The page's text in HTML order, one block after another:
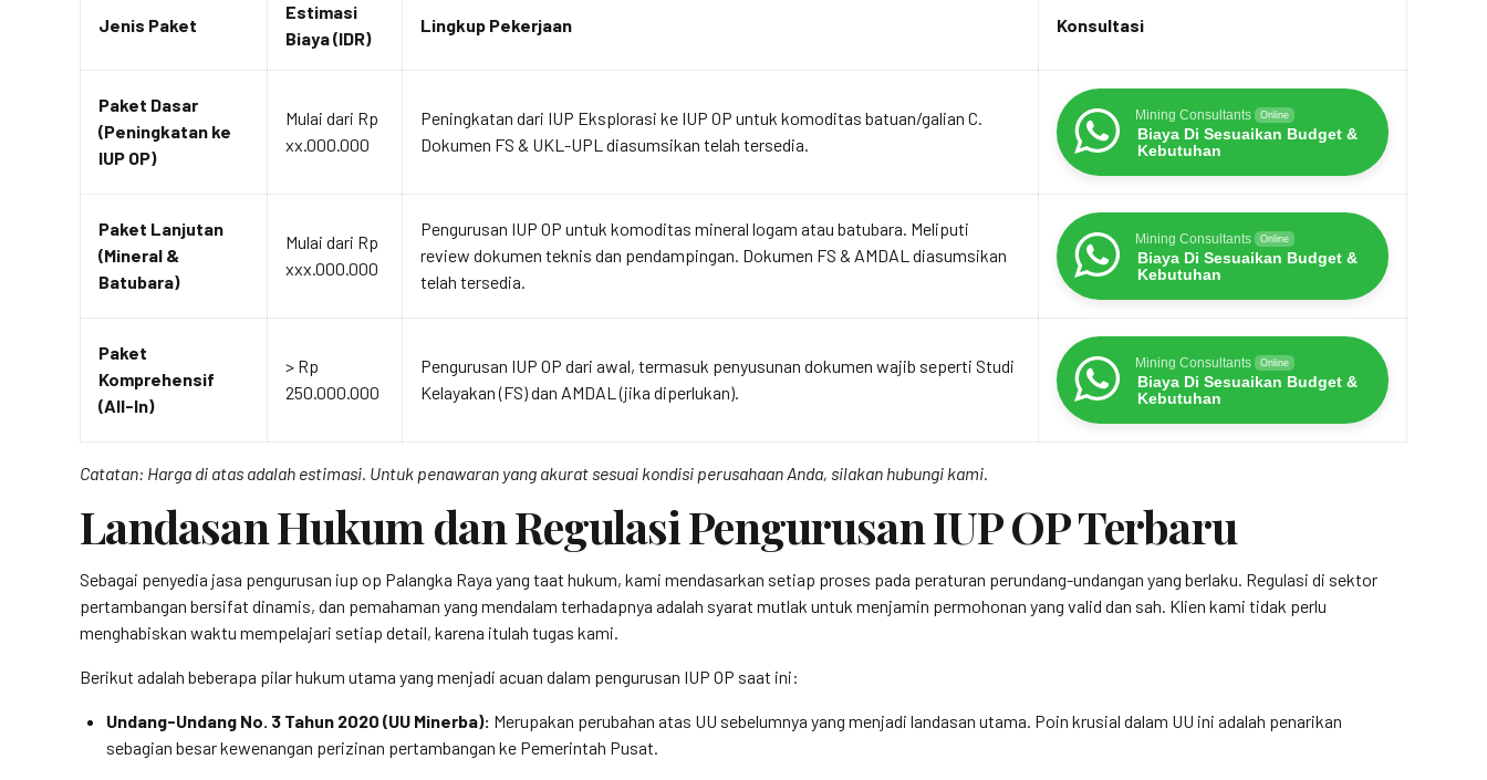
Jenis Paket
Estimasi
Biaya (IDR)
Lingkup Pekerjaan Konsultasi
Paket Dasar
(Peningkatan ke
IUP OP)
Mulai dari Rp
xx.000.000
Peningkatan dari IUP Eksplorasi ke IUP OP untuk komoditas batuan/galian C.
Dokumen FS & UKL-UPL diasumsikan telah tersedia.
Mining Consultants Online
Biaya Di Sesuaikan Budget &
Kebutuhan
Paket Lanjutan
(Mineral &
Batubara)
Mulai dari Rp
xxx.000.000
Pengurusan IUP OP untuk komoditas mineral logam atau batubara. Meliputi
review dokumen teknis dan pendampingan. Dokumen FS & AMDAL diasumsikan
telah tersedia.
Mining Consultants Online
Biaya Di Sesuaikan Budget &
Kebutuhan
Paket
Komprehensif
(All-In)
> Rp
250.000.000
Pengurusan IUP OP dari awal, termasuk penyusunan dokumen wajib seperti Studi
Kelayakan (FS) dan AMDAL (jika diperlukan).
Mining Consultants Online
Biaya Di Sesuaikan Budget &
Kebutuhan
Catatan: Harga di atas adalah estimasi. Untuk penawaran yang akurat sesuai kondisi perusahaan Anda, silakan hubungi kami.
Landasan Hukum dan Regulasi Pengurusan IUP OP Terbaru
Sebagai penyedia jasa pengurusan iup op Palangka Raya yang taat hukum, kami mendasarkan setiap proses pada peraturan perundang-undangan yang berlaku. Regulasi di sektor
pertambangan bersifat dinamis, dan pemahaman yang mendalam terhadapnya adalah syarat mutlak untuk menjamin permohonan yang valid dan sah. Klien kami tidak perlu
menghabiskan waktu mempelajari setiap detail, karena itulah tugas kami.
Berikut adalah beberapa pilar hukum utama yang menjadi acuan dalam pengurusan IUP OP saat ini:
Undang-Undang No. 3 Tahun 2020 (UU Minerba): Merupakan perubahan atas UU sebelumnya yang menjadi landasan utama. Poin krusial dalam UU ini adalah penarikan
sebagian besar kewenangan perizinan pertambangan ke Pemerintah Pusat.